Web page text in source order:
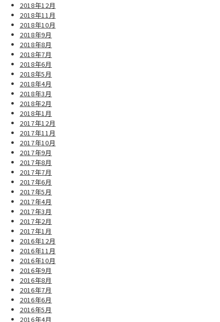
2018年12月
2018年11月
2018年10月
2018年9月
2018年8月
2018年7月
2018年6月
2018年5月
2018年4月
2018年3月
2018年2月
2018年1月
2017年12月
2017年11月
2017年10月
2017年9月
2017年8月
2017年7月
2017年6月
2017年5月
2017年4月
2017年3月
2017年2月
2017年1月
2016年12月
2016年11月
2016年10月
2016年9月
2016年8月
2016年7月
2016年6月
2016年5月
2016年4月